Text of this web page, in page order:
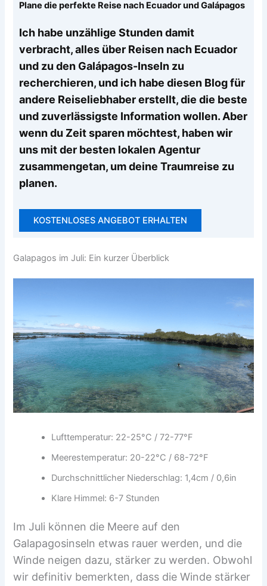
Plane die perfekte Reise nach Ecuador und Galápagos
Ich habe unzählige Stunden damit
verbracht, alles über Reisen nach Ecuador
und zu den Galápagos-Inseln zu
recherchieren, und ich habe diesen Blog für
andere Reiseliebhaber erstellt, die die beste
und zuverlässigste Information wollen. Aber
wenn du Zeit sparen möchtest, haben wir
uns mit der besten lokalen Agentur
zusammengetan, um deine Traumreise zu
planen.
KOSTENLOSES ANGEBOT ERHALTEN
Galapagos im Juli: Ein kurzer Überblick
Lufttemperatur: 22-25°C / 72-77°F
Meerestemperatur: 20-22°C / 68-72°F
Durchschnittlicher Niederschlag: 1,4cm / 0,6in
Klare Himmel: 6-7 Stunden
Im Juli können die Meere auf den
Galapagosinseln etwas rauer werden, und die
Winde neigen dazu, stärker zu werden. Obwohl
wir definitiv bemerkten, dass die Winde stärker